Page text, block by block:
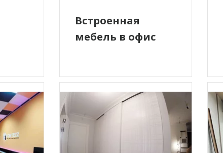
Встроенная
мебель в офис